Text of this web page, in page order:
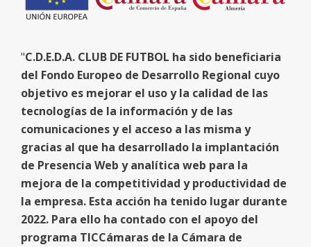
"C.D.E.D.A. CLUB DE FUTBOL ha sido beneficiaria
del Fondo Europeo de Desarrollo Regional cuyo
objetivo es mejorar el uso y la calidad de las
tecnologías de la información y de las
comunicaciones y el acceso a las misma y
gracias al que ha desarrollado la implantación
de Presencia Web y analítica web para la
mejora de la competitividad y productividad de
la empresa. Esta acción ha tenido lugar durante
2022. Para ello ha contado con el apoyo del
programa TICCámaras de la Cámara de